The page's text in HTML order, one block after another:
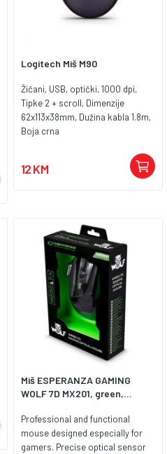
Logitech Miš M90
Žičani, USB, optički, 1000 dpi,
Tipke 2 + scroll, Dimenzije
62x113x38mm, Dužina kabla 1.8m,
Boja crna
12 KM
Miš ESPERANZA GAMING
WOLF 7D MX201, green,...
Professional and functional
mouse designed especially for
gamers. Precise optical sensor